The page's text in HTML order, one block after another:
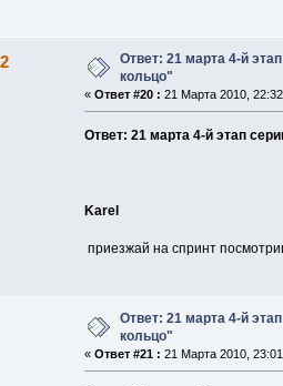
Ответ: 21 марта 4-й
кольцо"
« Ответ #20 : 21 Марта 2010,
Ответ: 21 марта 4-й этап
Karel
приезжай на спринт
Ответ: 21 марта 4-й
кольцо"
« Ответ #21 : 21 Марта 2010,